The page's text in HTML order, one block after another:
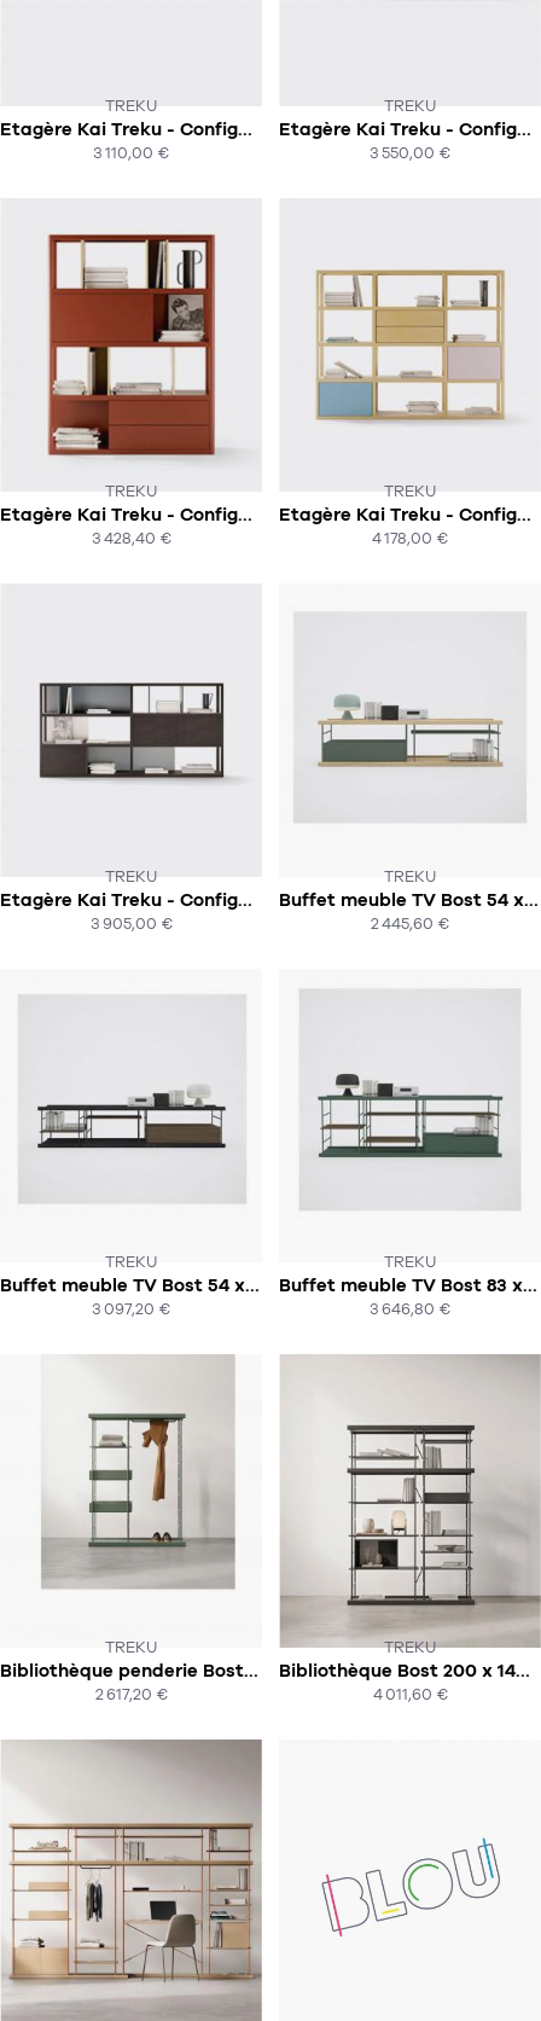
TREKU
Etagère Kai Treku - Configuration 5
3 110,00 €
SOUS 8-10 SEMAINES !
ACHAT EXPRESS
TREKU
Etagère Kai Treku - Configuration 4
3 550,00 €
SOUS 8-10 SEMAINES !
ACHAT EXPRESS
TREKU
Etagère Kai Treku - Configuration 3
3 428,40 €
SOUS 8-10 SEMAINES !
ACHAT EXPRESS
TREKU
Etagère Kai Treku - Configuration 2
4 178,00 €
SOUS 8-10 SEMAINES !
ACHAT EXPRESS
TREKU
Etagère Kai Treku - Configuration 1
3 905,00 €
SOUS 8-10 SEMAINES !
ACHAT EXPRESS
TREKU
Buffet meuble TV Bost 54 x 220 x 43
2 445,60 €
SOUS 8-10 SEMAINES
ACHAT EXPRESS
TREKU
Buffet meuble TV Bost 54 x 251 x 43
3 097,20 €
SOUS 8-10 SEMAINES
ACHAT EXPRESS
TREKU
Buffet meuble TV Bost 83 x 250 x 43
3 646,80 €
SOUS 8-10 SEMAINES
ACHAT EXPRESS
TREKU
Bibliothèque penderie Bost 150 x 110 x 43
2 617,20 €
SOUS 8-10 SEMAINES
ACHAT EXPRESS
TREKU
Bibliothèque Bost 200 x 140 x 35
4 011,60 €
SOUS 8-10 SEMAINES
ACHAT EXPRESS